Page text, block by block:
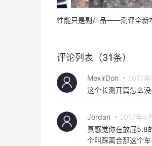
性能只是副产品——测评全新
评论列表（31条）
MexirDon
2017
这个长测开篇怎么没
Jordan
2017年8
真感觉你在放屁5.8
个叫踩离合那这个